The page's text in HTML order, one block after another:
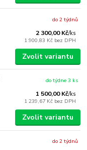
2 300,00 Kč/ks
1 900,83 Kč bez DPH
do 2 týdnů
Zvolit variantu
1 500,00 Kč/ks
1 239,67 Kč bez DPH
do týdne 3 ks
Zvolit variantu
do 2 týdnů